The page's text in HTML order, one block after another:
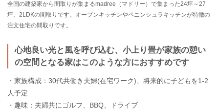
全国の建築家から間取りが集まるmadree（マドリー）で集まった24坪～27
坪、2LDKの間取りです。オープンキッチンやペニンシュラキッチンが特徴の
注文住宅の間取りです。
心地良い光と風を呼び込む、小上り畳が家族の憩い
の空間となる家はこのような方におすすめです
・家族構成：30代共働き夫婦(在宅ワーク)、将来的に子どもを1-2
人予定
・趣味：夫婦共にゴルフ、BBQ、ドライブ